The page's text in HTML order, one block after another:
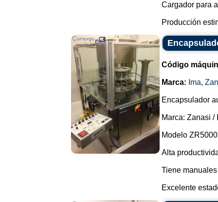
Cargador para
Producción
Código
Marca: Ima,
Encapsulador
Marca: Zanasi /
Modelo
Alta
Tiene
Excelente